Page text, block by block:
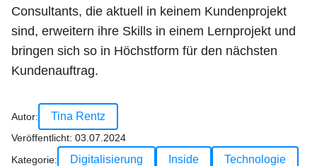
Consultants, die aktuell in keinem Kundenprojekt
sind, erweitern ihre Skills in einem Lernprojekt und
bringen sich so in Höchstform für den nächsten
Kundenauftrag.
Autor: Tina Rentz
Veröffentlicht: 03.07.2024
Kategorie:
Digitalisierung Inside Technologie